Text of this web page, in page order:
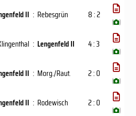
II : Rebesgrün 8 : 2
( )
: Lengenfeld II 4 : 3
( )
II : Morg./Raut. 2 : 0
( )
II : Rodewisch 2 : 0
( )